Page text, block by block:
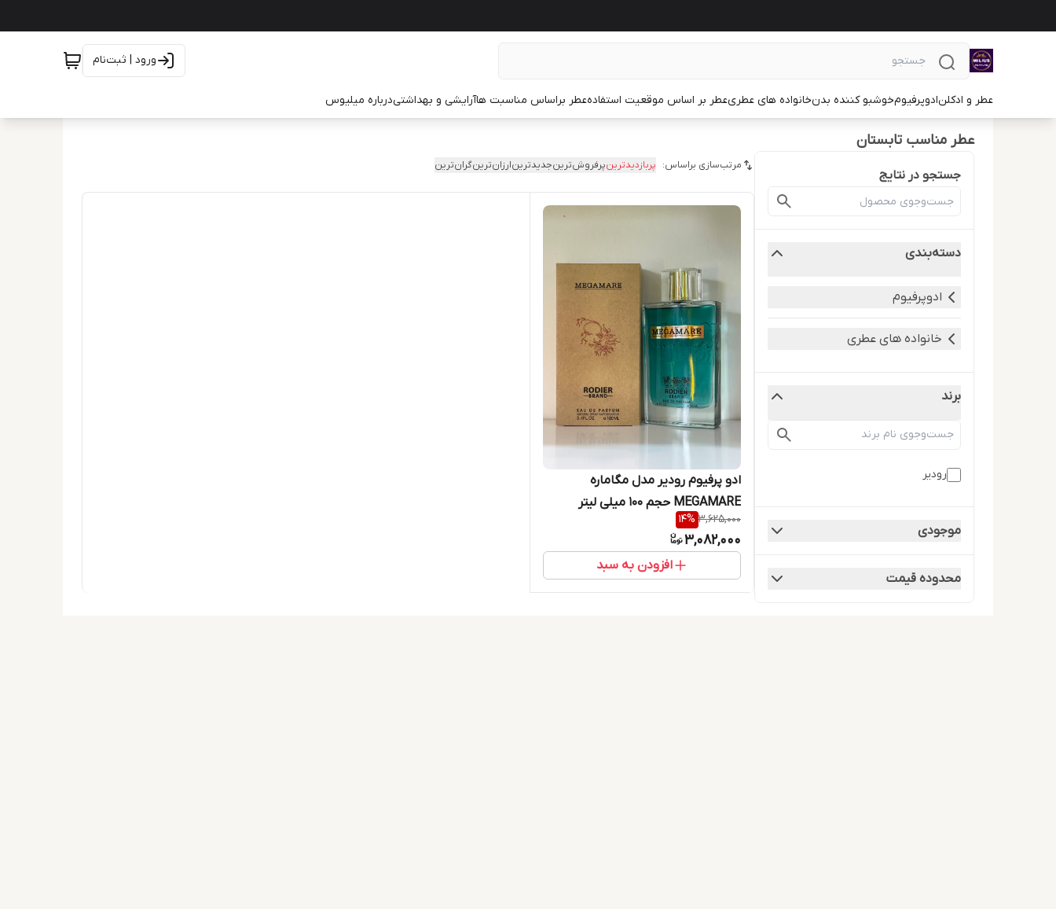
ورود | ثبت‌نام
عطر و ادکلنادوپرفیومخوشبو کننده بدنخانواده های عطریعطر بر اساس موقعیت استفادهعطر براساس مناسبت هاآرایشی و بهداشتیدرباره میلیوس
عطر مناسب تابستان
جستجو در نتایج
دسته‌بندی
ادوپرفیوم
خانواده های عطری
برند
رودیر
موجودی
محدوده قیمت
مرتب‌سازی براساس: پربازدیدترینپرفروش‌ترینجدیدترینارزان‌ترینگران‌ترین
ادو پرفیوم رودیر مدل مگاماره
MEGAMARE حجم 100 میلی لیتر
3,625,000
14%
3,082,000
افزودن به سبد